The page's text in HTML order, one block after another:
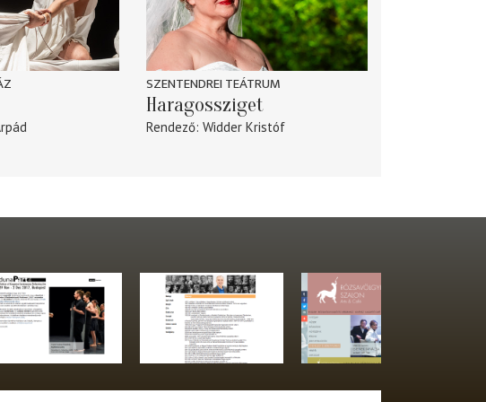
SZENTENDREI TEÁTRUM
Haragossziget
Rendező Widder Kristóf